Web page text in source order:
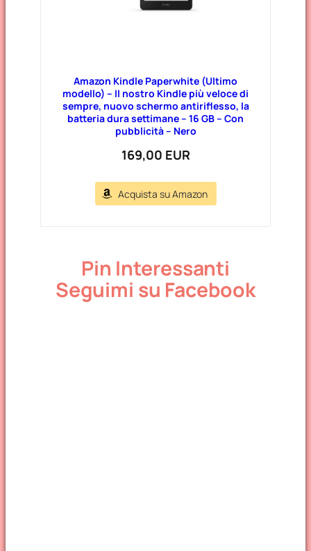
Amazon Kindle Paperwhite (Ultimo
modello) – Il nostro Kindle più veloce di
sempre, nuovo schermo antiriflesso, la
batteria dura settimane – 16 GB – Con
pubblicità – Nero
169,00 EUR
Acquista su Amazon
Pin Interessanti
Seguimi su Facebook